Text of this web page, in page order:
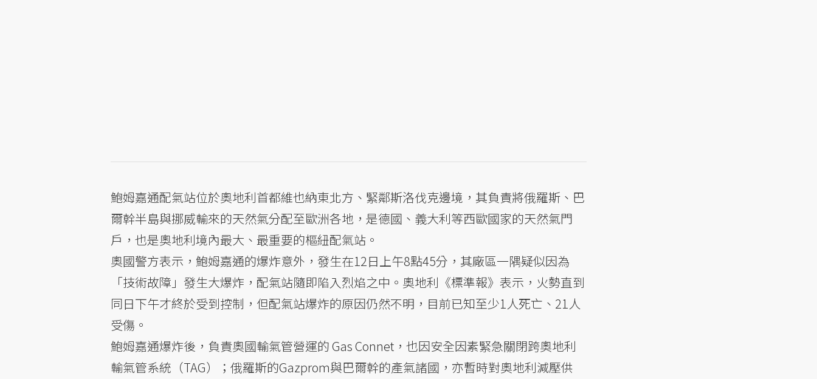
鮑姆嘉通配氣站位於奧地利首都維也納東北方、緊鄰斯洛伐克邊境，其負責將俄羅斯、巴
爾幹半島與挪威輸來的天然氣分配至歐洲各地，是德國、義大利等西歐國家的天然氣門
戶，也是奧地利境內最大、最重要的樞紐配氣站。
奧國警方表示，鮑姆嘉通的爆炸意外，發生在12日上午8點45分，其廠區一隅疑似因為
「技術故障」發生大爆炸，配氣站隨即陷入烈焰之中。奧地利《標準報》表示，火勢直到
同日下午才終於受到控制，但配氣站爆炸的原因仍然不明，目前已知至少1人死亡、21人
受傷。
鮑姆嘉通爆炸後，負責奧國輸氣管營運的 Gas Connet，也因安全因素緊急關閉跨奧地利
輸氣管系統（TAG）；俄羅斯的Gazprom與巴爾幹的產氣諸國，亦暫時對奧地利減壓供